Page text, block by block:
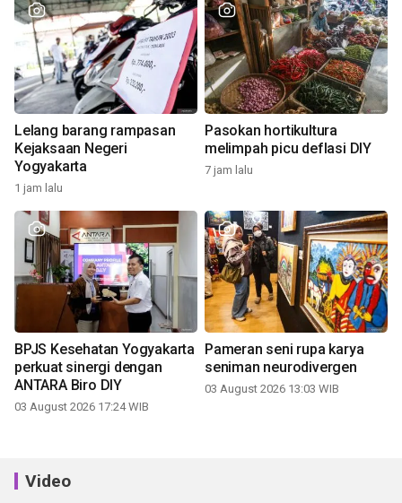
Lelang barang rampasan
Kejaksaan Negeri
Yogyakarta
1 jam lalu
Pasokan hortikultura
melimpah picu deflasi DIY
7 jam lalu
BPJS Kesehatan Yogyakarta
perkuat sinergi dengan
ANTARA Biro DIY
03 August 2026 17:24 WIB
Pameran seni rupa karya
seniman neurodivergen
03 August 2026 13:03 WIB
Video